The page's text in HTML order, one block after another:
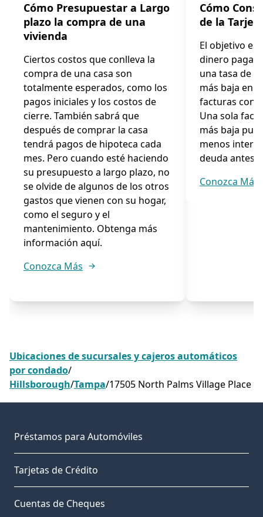
Cómo Presupuestar a Largo
plazo la compra de una
vivienda
Ciertos costos que conlleva la
compra de una casa son
totalmente esperados, como los
pagos iniciales y los costos de
cierre. También sabrá que
después de comprar la casa
tendrá pagos de hipoteca cada
mes. Pero cuando esté haciendo
su presupuesto a largo plazo, no
se olvide de algunos de los otros
gastos que vienen con su hogar,
como el seguro y el
mantenimiento. Obtenga más
información aquí.
Conozca Más
Cómo
de la
El objetivo
dinero
una tasa de
más baja en
facturas con
Una sola
más baja
menos
deuda antes.
Conozca Más
Ubicaciones de sucursales y cajeros automáticos
por condado/
Hillsborough/Tampa/17505 North Palms Village Place
Préstamos para Automóviles
Tarjetas de Crédito
Cuentas de Cheques